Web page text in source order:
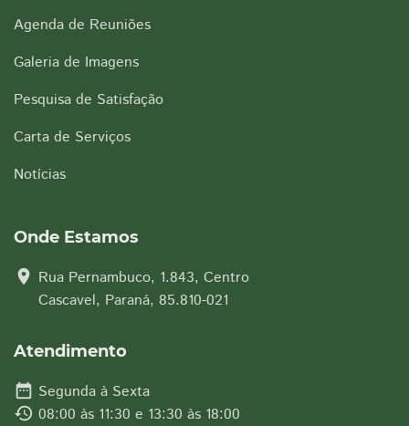
Agenda de Reuniões
Galeria de Imagens
Pesquisa de Satisfação
Carta de Serviços
Notícias
Onde Estamos
location_on Rua Pernambuco, 1.843, Centro
Cascavel, Paraná, 85.810-021
Atendimento
date_range Segunda à Sexta
history 08:00 às 11:30 e 13:30 às 18:00